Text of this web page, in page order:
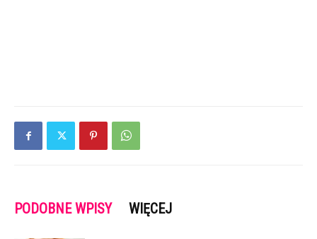
PODOBNE WPISY WIĘCEJ